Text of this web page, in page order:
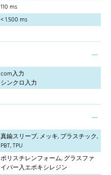
110 ms
< 1.500 ms
com入力
シンクロ入力
真鍮スリーブ, メッキ, プラスチック,
PBT, TPU
ポリスチレンフォーム, グラスファ
イバー入エポキシレジン